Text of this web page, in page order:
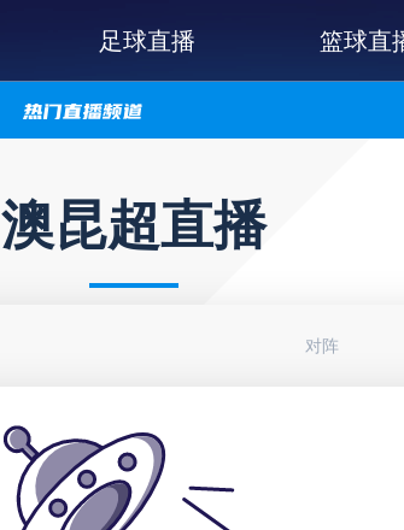
足球直播 篮球直
澳昆超直播
对阵